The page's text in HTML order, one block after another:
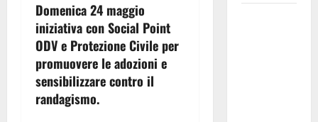
Domenica 24 maggio
iniziativa con Social Point
ODV e Protezione Civile per
promuovere le adozioni e
sensibilizzare contro il
randagismo.